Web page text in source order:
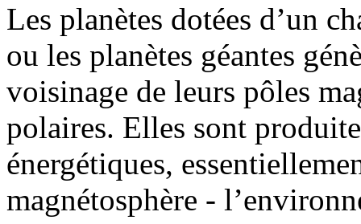
Les planètes dotées d’un
ou les planètes géantes
voisinage de leurs pôles
polaires. Elles sont
énergétiques,
magnétosphère -